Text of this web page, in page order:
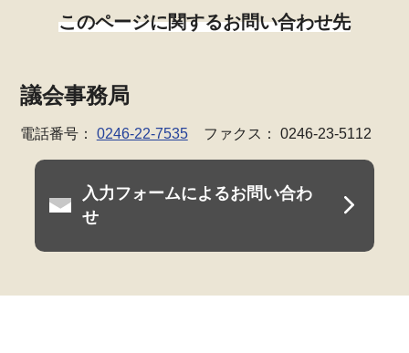
このページに関するお問い合わせ先
議会事務局
電話番号： 0246-22-7535 ファクス： 0246-23-5112
入力フォームによるお問い合わ
せ